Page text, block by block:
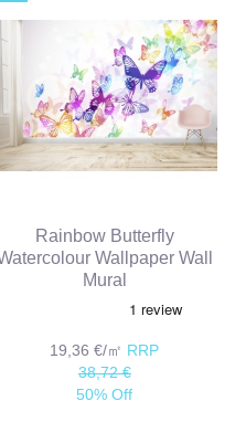
Rainbow Butterfly
Wallpaper Wall
Mural
19,36 €/㎡ RRP
38,72 €
50% Off